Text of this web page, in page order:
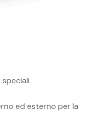
ed esterno per la